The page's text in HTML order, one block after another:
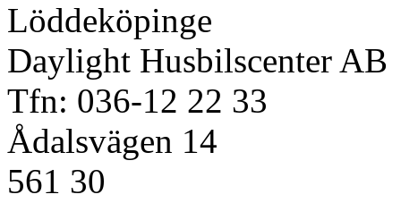
Löddeköpinge
Daylight Husbilscenter AB
Tfn: 036-12 22 33
Ådalsvägen 14
561 30